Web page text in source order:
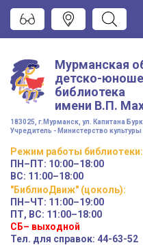
Мурманская
детско-
библиотека
имени В.П.
183025, г.Мурманск, ул. Капитана
Учредитель - Министерство
Режим работы библиотеки:
ПН–ПТ: 10:00–18:00
ВС: 11:00–18:00
"БиблиоДвиж" (цоколь):
ПН–ЧТ: 11:00–19:00
ПТ, ВС: 11:00–18:00
СБ– выходной
Тел. для справок: 44-63-52